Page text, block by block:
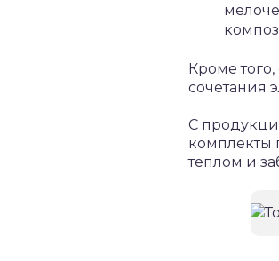
Кроме
сочетания
С
комплекты
теплом и